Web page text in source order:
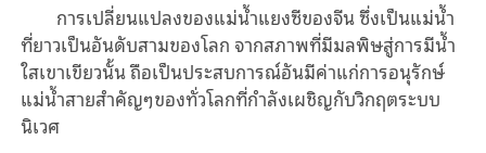
การเปลี่ยนแปลงของแม่น้ำแยงซีของจีน ซึ่งเป็นแม่น้ำ
ที่ยาวเป็นอันดับสามของโลก จากสภาพที่มีมลพิษสู่การมีน้ำ
ใสเขาเขียวนั้น ถือเป็นประสบการณ์อันมีค่าแก่การอนุรักษ์
แม่น้ำสายสำคัญๆของทั่วโลกที่กำลังเผชิญกับวิกฤตระบบ
นิเวศ